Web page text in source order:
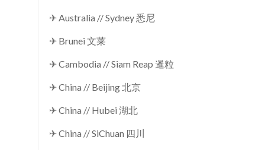
✈ Australia // Sydney 悉尼
✈ Brunei 文莱
✈ Cambodia // Siam Reap 暹粒
✈ China // Beijing 北京
✈ China // Hubei 湖北
✈ China // SiChuan 四川